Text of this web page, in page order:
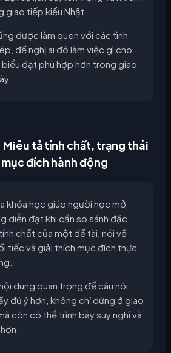
giao tiếp kiểu Nhật.
được làm quen với các tình
đề nghị ai đó làm việc gì cho
biểu đạt phù hợp hơn trong giao
Miêu tả tính chất, trạng thái
đích hành động
khóa học giúp người học mở
diễn đạt khi cần so sánh đặc
chất của một đề tài, nói về
tiếc và giải thích mục đích thực
dung quan trọng để câu nói
đủ ý hơn, không chỉ dừng ở giao
còn có thể trình bày suy nghĩ và